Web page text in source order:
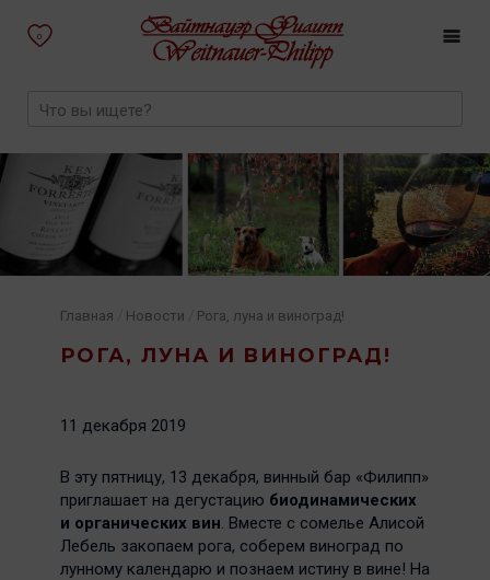
0
РОГА, ЛУНА И ВИНОГРАД!
Главная Новости Рога, луна и виноград!
11 декабря 2019
В эту пятницу, 13 декабря, винный бар «Филипп»
приглашает на дегустацию биодинамических
и органических вин. Вместе с сомелье Алисой
Лебель закопаем рога, соберем виноград по
лунному календарю и познаем истину в вине! На